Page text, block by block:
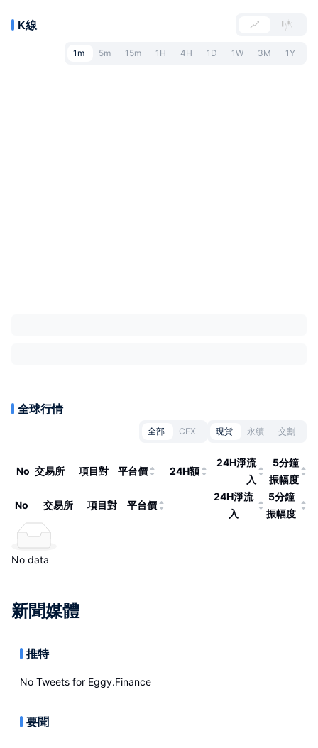
K線
1m 5m 15m 1H 4H 1D 1W 3M 1Y
全球行情
全部 CEX 現貨 永續 交割
No 交易所 項目對 平台價 24H額
24H淨流
入
5分鐘
振幅度
No 交易所 項目對 平台價
24H淨流
入
5分鐘
振幅度
No data
新聞媒體
推特
No Tweets for Eggy.Finance
要聞